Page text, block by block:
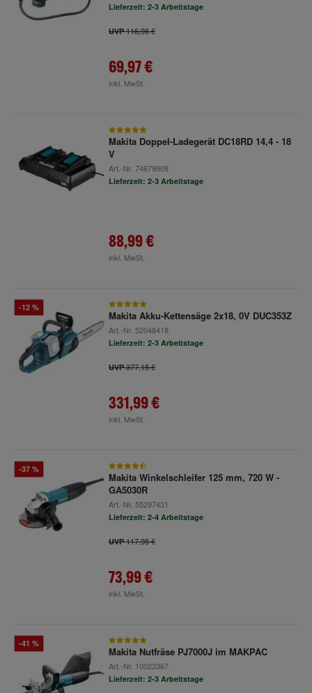
Lieferzeit: 2-3 Arbeitstage
UVP116,96 €
69,97 €
inkl. MwSt.
Makita Doppel-Ladegerät DC18RD 14,4 - 18
V
Art.-Nr. 74679908
Lieferzeit: 2-3 Arbeitstage
88,99 €
inkl. MwSt.
-12 %
Makita Akku-Kettensäge 2x18, 0V DUC353Z
Art.-Nr. 52048418
Lieferzeit: 2-3 Arbeitstage
UVP377,15 €
331,99 €
inkl. MwSt.
-37 %
Makita Winkelschleifer 125 mm, 720 W -
GA5030R
Art.-Nr. 55297431
Lieferzeit: 2-4 Arbeitstage
UVP117,95 €
73,99 €
inkl. MwSt.
-41 %
Makita Nutfräse PJ7000J im MAKPAC
Art.-Nr. 10023367
Lieferzeit: 2-3 Arbeitstage